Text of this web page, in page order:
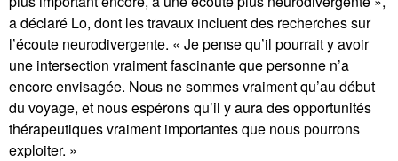
a déclaré Lo, dont les travaux incluent des recherches sur
l’écoute neurodivergente. « Je pense qu’il pourrait y avoir
une intersection vraiment fascinante que personne n’a
encore envisagée. Nous ne sommes vraiment qu’au début
du voyage, et nous espérons qu’il y aura des opportunités
thérapeutiques vraiment importantes que nous pourrons
exploiter. »